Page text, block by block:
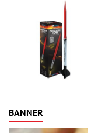
BANNER